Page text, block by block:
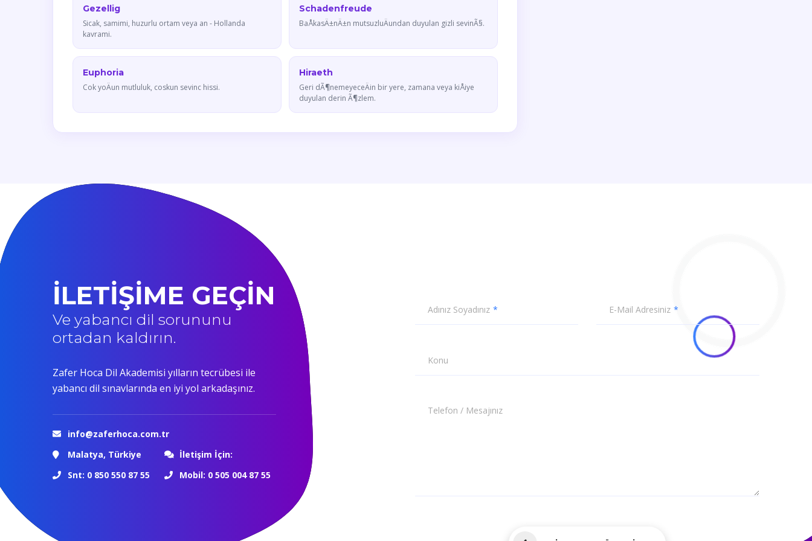
Gezellig
Sicak, samimi, huzurlu ortam veya an - Hollanda
kavrami.
Schadenfreude
BaÅkasÄ±nÄ±n mutsuzluÄundan duyulan gizli sevinÃ§.
Euphoria
Cok yoÄun mutluluk, coskun sevinc hissi.
Hiraeth
Geri dÃ¶nemeyeceÄin bir yere, zamana veya kiÅiye
duyulan derin Ã¶zlem.
İLETİŞİME GEÇİN
Ve yabancı dil sorununu
ortadan kaldırın.
Zafer Hoca Dil Akademisi yılların tecrübesi ile
yabancı dil sınavlarında en iyi yol arkadaşınız.
info@zaferhoca.com.tr
Malatya, Türkiye
İletişim İçin:
Snt: 0 850 550 87 55
Mobil: 0 505 004 87 55
Adınız Soyadınız E-Mail Adresiniz
Konu
Telefon / Mesajınız